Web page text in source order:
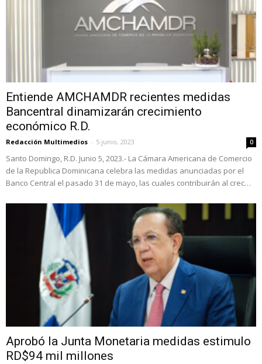
Entiende AMCHAMDR recientes medidas
Bancentral dinamizarán crecimiento
económico R.D.
Redacción Multimedios - 5 junio, 2023 0
Santo Domingo, R.D. Junio 5, 2023.- La Cámara Americana de Comercio
de la Republica Dominicana celebra las medidas anunciadas por el
Banco Central el pasado 31 de mayo, las cuales contribuirán al crec…
Aprobó la Junta Monetaria medidas estimulo
RD$94 mil millones